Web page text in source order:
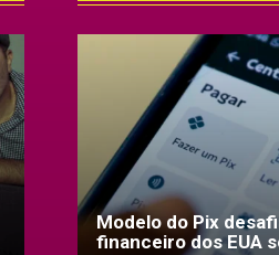
Modelo do Pix
financeiro dos EUA